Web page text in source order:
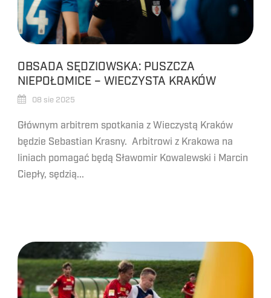
OBSADA SĘDZIOWSKA: PUSZCZA
NIEPOŁOMICE – WIECZYSTA KRAKÓW
08 sie 2025
Głównym arbitrem spotkania z Wieczystą Kraków
będzie Sebastian Krasny. Arbitrowi z Krakowa na
liniach pomagać będą Sławomir Kowalewski i Marcin
Ciepły, sędzią...